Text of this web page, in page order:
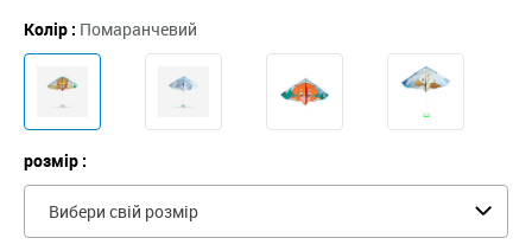
Колір : Помаранчевий
розмір :
Вибери свій розмір